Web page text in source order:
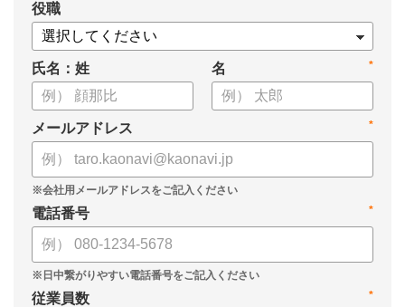
本資料では、人事DXの目的や成功させるためのポイントを解
説します。
役職
氏名：姓 *
名
*
メールアドレス
*
電話番号
*
従業員数